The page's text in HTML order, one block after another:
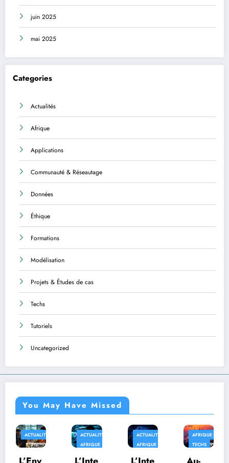
juin 2025
mai 2025
Categories
Actualités
Afrique
Applications
Communauté & Réseautage
Données
Éthique
Formations
Modélisation
Projets & Études de cas
Techs
Tutoriels
Uncategorized
You May Have Missed
ACTUALITÉS
AFRIQUE
ACTUALITÉS
AFRIQUE
AFRIQUE
TECHS
APPLICATIONS